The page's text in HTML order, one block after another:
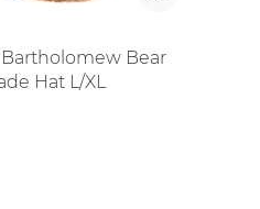
Bear
Hat L/XL